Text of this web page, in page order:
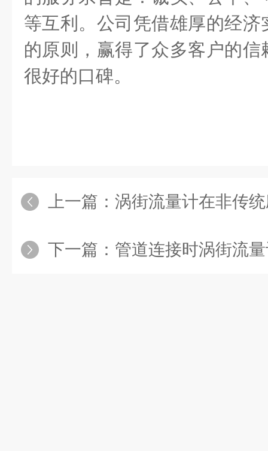
等互利。公司凭借雄厚的经
的原则，赢得了众多客户的
很好的口碑。
上一篇： 涡街流量计在非传统
下一篇： 管道连接时涡街流